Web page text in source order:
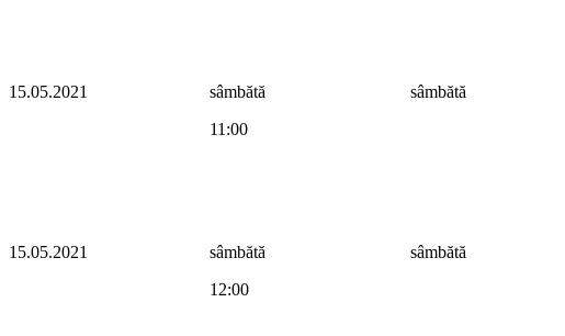
15.05.2021
sâmbătă
11:00
sâmbătă
15.05.2021
sâmbătă
12:00
sâmbătă